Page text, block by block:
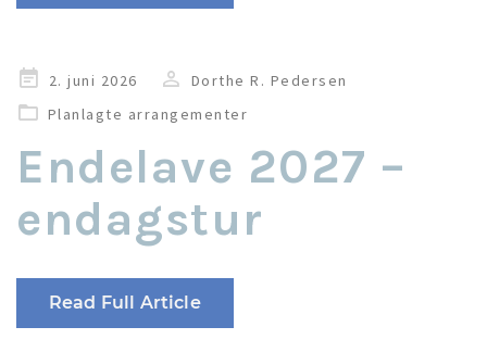
Udgivet
i
2. juni 2026
Dorthe R. Pedersen
Planlagte arrangementer
Endelave 2027 –
endagstur
Read Full Article